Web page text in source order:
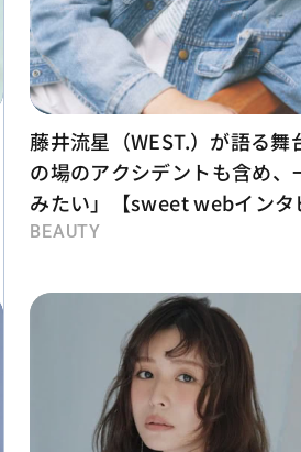
藤井流星（WEST.）が語る舞
の場のアクシデントも含め、
みたい」【sweet webインタ
BEAUTY